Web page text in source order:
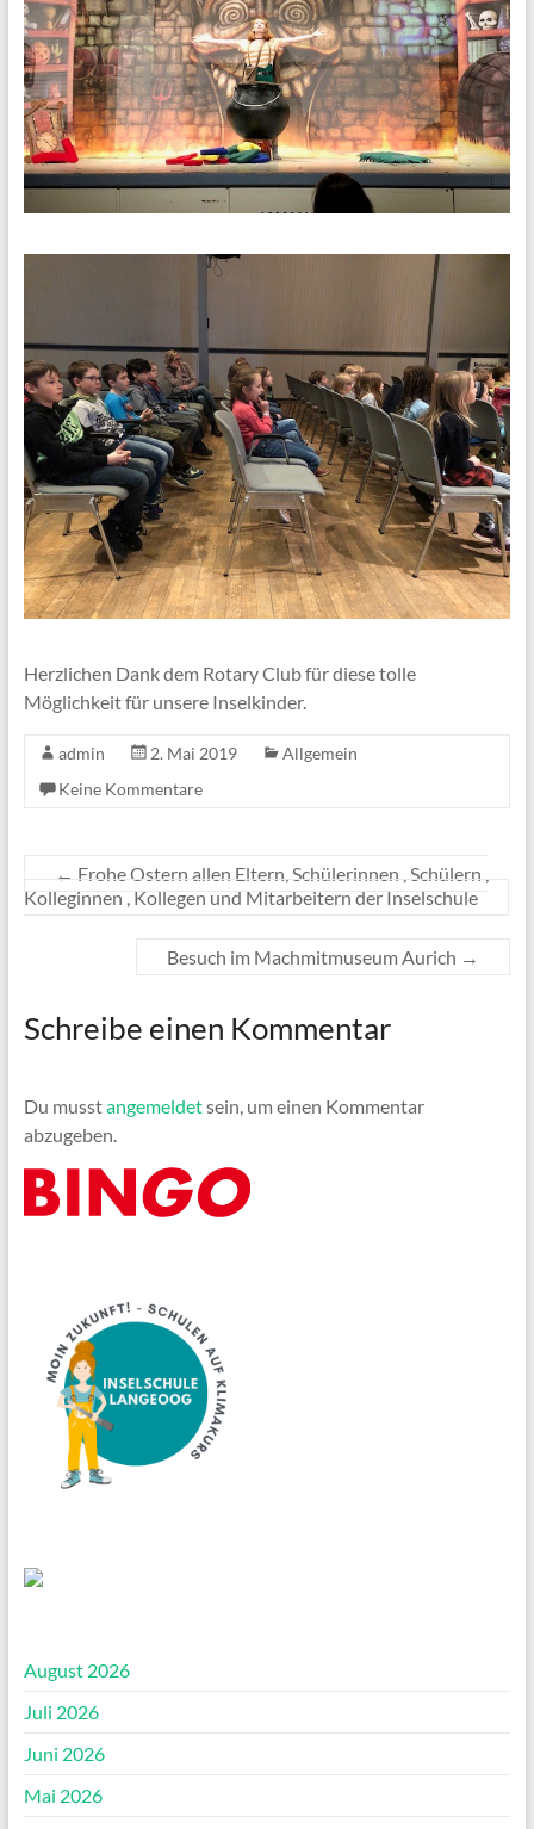
Herzlichen Dank dem Rotary Club für diese tolle
Möglichkeit für unsere Inselkinder.
admin 2. Mai 2019
Allgemein
Keine Kommentare
← Frohe Ostern allen Eltern, Schülerinnen , Schülern ,
Kolleginnen , Kollegen und Mitarbeitern der Inselschule
Besuch im Machmitmuseum Aurich →
Schreibe einen Kommentar
Du musstangemeldetsein, um einen Kommentar
abzugeben.
August 2026
Juli 2026
Juni 2026
Mai 2026